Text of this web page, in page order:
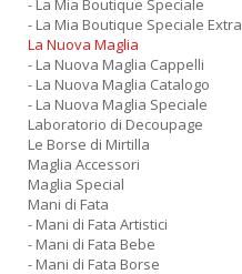
- La Mia Boutique Speciale
- La Mia Boutique Speciale Extra
La Nuova Maglia
- La Nuova Maglia Cappelli
- La Nuova Maglia Catalogo
- La Nuova Maglia Speciale
Laboratorio di Decoupage
Le Borse di Mirtilla
Maglia Accessori
Maglia Special
Mani di Fata
- Mani di Fata Artistici
- Mani di Fata Bebe
- Mani di Fata Borse